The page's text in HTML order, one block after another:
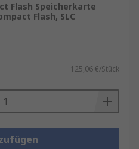
Flash Speicherkarte
Flash, SLC
125,06 €/Stück